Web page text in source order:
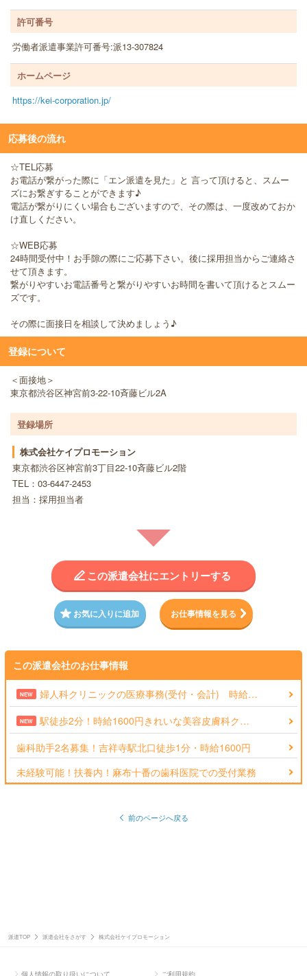
許可番号
労働者派遣事業許可番号:派13-307824
ホームページ
https://kei-corporation.jp/
応募後の流れ
☆TEL応募
お電話が繋がった際に「エン派遣を見た」と 言って頂けると、スムー
ズにお繋ぎすることができます♪
電話が繋がりにくい場合もございますので、その際は、一度改めておか
け直しください。
☆WEB応募
24時間受付中！お手隙の際にご応募下さい。後に採用担当からご連絡さ
せて頂きます。
繋がりやすいお電話番号と繋がりやすいお時間を書いて頂けるとスムー
ズです。
その際に面接日を相談して決めましょう♪
登録について
＜面接地＞
東京都渋谷区神宮前3-22-10斉藤ビル2A
登録場所
株式会社ケイプロモーション
東京都渋谷区神宮前3丁目22-10斉藤ビル2階
TEL：03-6447-2453
担当：採用担当者
この派遣会社にエントリーする
お気に入りに追加 お仕事情報を見る
この派遣会社のお仕事情報
NEW 婦人科クリニックの医療事務(受付・会計) 時給…
NEW
駅徒歩2分！時給1600円きれいな美容皮膚科ク…
歯科助手2名募集！吉祥寺駅北口徒歩1分・時給1600円
未経験可能！扶養内！麻布十番の歯科医院での受付業務
前のページへ戻る
派遣TOP 派遣会社をさがす 株式会社ケイプロモーション
個人情報の取り扱いについて ご利用規約